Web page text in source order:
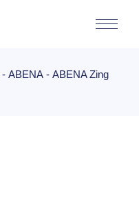
ABENA
ABENA Zing